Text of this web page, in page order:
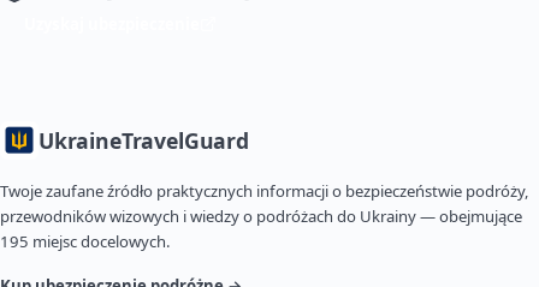
UkraineTravelGuard
Twoje zaufane źródło praktycznych informacji o bezpieczeństwie podróży,
przewodników wizowych i wiedzy o podróżach do Ukrainy — obejmujące
195 miejsc docelowych.